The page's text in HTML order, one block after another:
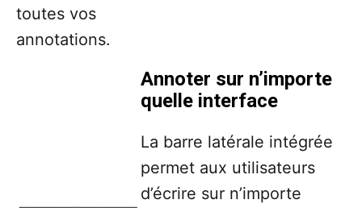
toutes vos
annotations.
Annoter sur n’importe
quelle interface
La barre latérale intégrée
permet aux utilisateurs
d’écrire sur n’importe